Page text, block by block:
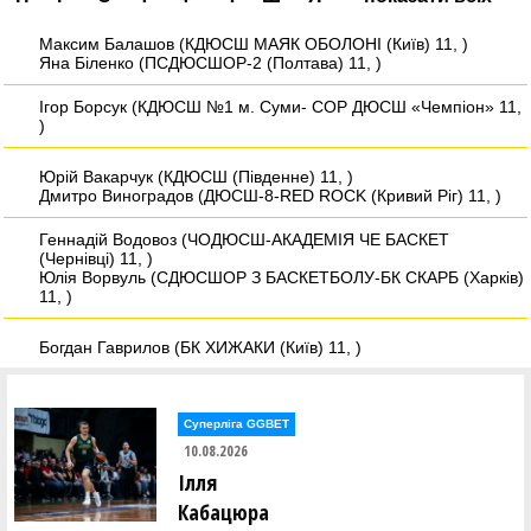
Максим Балашов (КДЮСШ МАЯК ОБОЛОНІ (Київ) 11, )
Яна Біленко (ПСДЮСШОР-2 (Полтава) 11, )
Ігор Борсук (КДЮСШ №1 м. Суми- СОР ДЮСШ «Чемпіон» 11,
)
Юрій Вакарчук (КДЮСШ (Південне) 11, )
Дмитро Виноградов (ДЮСШ-8-RED ROCK (Кривий Ріг) 11, )
Геннадій Водовоз (ЧОДЮСШ-АКАДЕМІЯ ЧЕ БАСКЕТ
(Чернівці) 11, )
Юлія Ворвуль (СДЮСШОР З БАСКЕТБОЛУ-БК СКАРБ (Харків)
11, )
Богдан Гаврилов (БК ХИЖАКИ (Київ) 11, )
Олександр Діденко (СДЮСШОР-5-ДФКС (Дніпро) 11, )
Юрій Добош (АКАДЕМІЯ ГОВЕРЛА (Івано-Франківськ) 11, )
Наталія Довгань (СКЦ ПЛОСКИРІВ (Хмельницький) 11, )
Володимир Донський (СХІД (Лозова) 11, )
Суперліга GGBET
10.08.2026
Ілля
Кабацюра